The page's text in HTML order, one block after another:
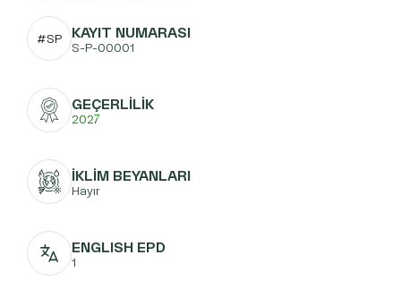
#SP KAYIT NUMARASI
S-P-00001
GEÇERLİLİK
2027
İKLİM BEYANLARI
Hayır
ENGLISH EPD
1